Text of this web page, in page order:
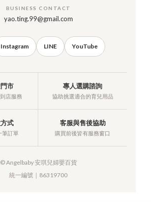
BUSINESS CONTACT
yao.ting.99@gmail.com
Instagram LINE YouTube
市
店服務
專人選購諮詢
協助挑選適合的育兒用品
式
筆訂單
客服與售後協助
購買前後皆有服務窗口
© Angelbaby 安琪兒婦嬰百貨
統一編號｜86319700